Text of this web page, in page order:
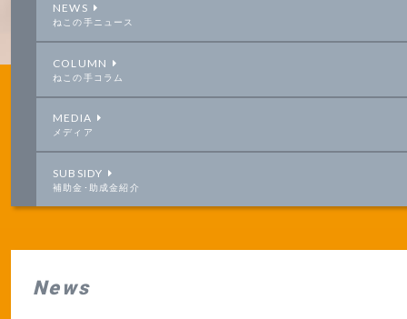
NEWS
ねこの手ニュース
COLUMN
ねこの手コラム
MEDIA
メディア
SUBSIDY
補助金･助成金紹介
News